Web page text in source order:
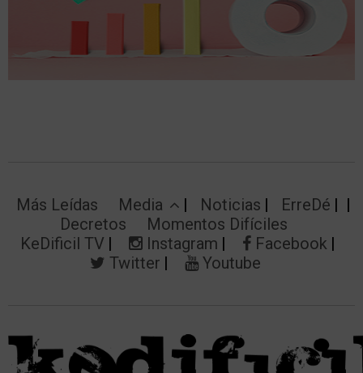
Más Leídas Media Noticias
ErreDé
Decretos
Momentos Difíciles
KeDificil TV
Instagram
Facebook
Twitter
Youtube